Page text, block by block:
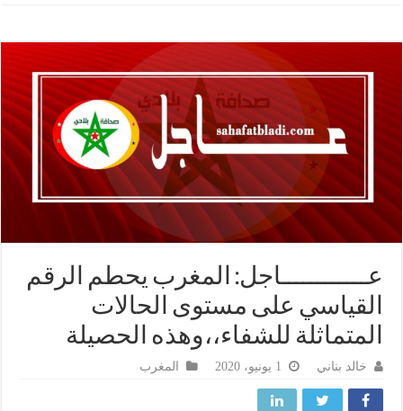
المغرب يحطم الرقم
على مستوى الحالات
للشفاء،،وهذه الحصيلة
خالد بناني المغرب